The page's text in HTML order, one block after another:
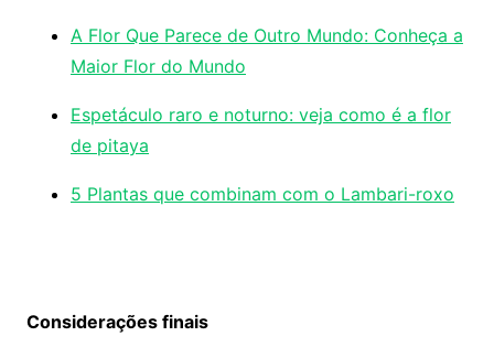
A Flor Que Parece de Outro Mundo: Conheça a
Maior Flor do Mundo
Espetáculo raro e noturno: veja como é a flor
de pitaya
5 Plantas que combinam com o Lambari-roxo
Considerações finais